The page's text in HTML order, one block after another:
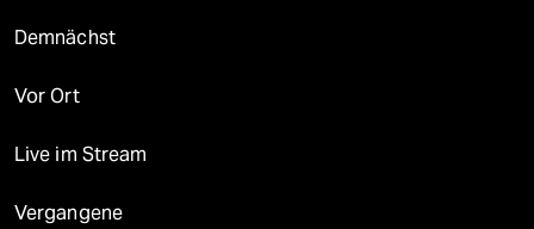
Demnächst
Vor Ort
Live im Stream
Vergangene